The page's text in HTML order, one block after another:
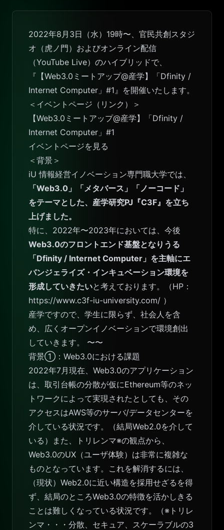
2022年8月3日（水）19時〜、官民共創スタジ
オ（虎ノ門）およびオンライン配信
（YouTube Live）のハイブリッドで、
『【Web3.0ミートアップ@産学】「Dfinity /
Internet Computer」#1』を開催いたします。
＜イベントページ（リンク）＞
【Web3.0ミートアップ@産学】「Dfinity /
Internet Computer」#1
イベントページを見る
＜背景＞
iU 情報経営イノベーション専門職大学では、
「Web3.0」「メタバース」「ノーコード」
をテーマとした、産学研究PJ『C3F』を立ち
上げました。
特に、2022年〜2023年においては、今後
Web3.0のフロントエンド基盤となりうる
「Dfinity / Internet Computer」を主軸にエ
バンジェライズ・インキュベーション環境を
形成していきたいと考えております。（HP：
https://www.c3f-iu-university.com/ ）
産学ですので、学生に限らず、社会人を含
め、広くオープンイノベーションで環境創出
していきます。 〜〜
背景①：Web3.0における課題
2022年7月現在、Web3.0のアプリケーション
は、取引台帳の分散が仮にEthereum等のネッ
トワークによって実現されたとしても、その
アクセスはAWS等のサーバ/データセンターを
介している状況です。（結局Web2.0を介して
いる）また、トリレンマ※の観点から、
Web3.0のUX（ユーザ体験）は非常に複雑な
ものとなっています。これを解消するには、
（現状）Web2.0に近い構造を採用せざるを得
ず、結局のところWeb3.0の特徴を活かしきる
ことは難しくなっている状況です。（※トリレ
ンマ・・・分散、セキュア、スケーラブルの3